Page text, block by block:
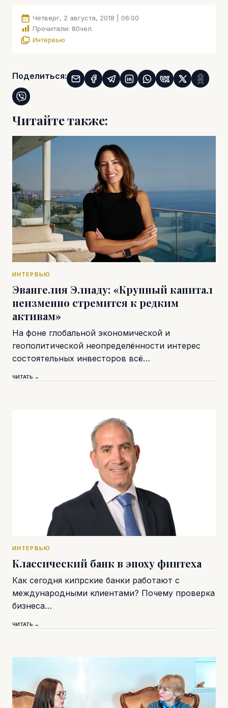
Четверг, 2 августа, 2018 | 06:00
Прочитали: 80чел.
Интервью
Поделиться:
Читайте также:
ИНТЕРВЬЮ
Эвангелия Элиаду: «Крупный капитал
неизменно стремится к редким
активам»
На фоне глобальной экономической и
геополитической неопределённости интерес
состоятельных инвесторов всё…
ЧИТАТЬ →
ИНТЕРВЬЮ
Классический банк в эпоху финтеха
Как сегодня кипрские банки работают с
международными клиентами? Почему проверка
бизнеса…
ЧИТАТЬ →